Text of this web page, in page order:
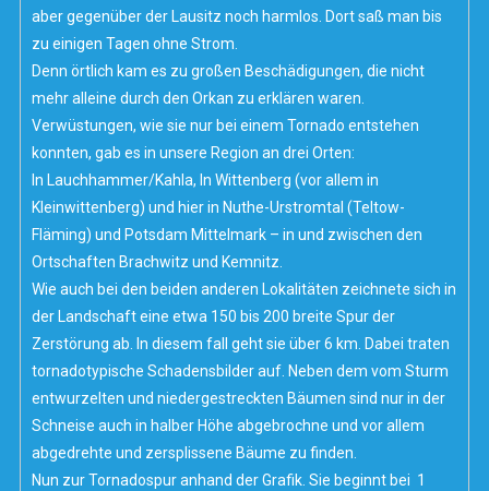
aber gegenüber der Lausitz noch harmlos. Dort saß man bis
zu einigen Tagen ohne Strom.
Denn örtlich kam es zu großen Beschädigungen, die nicht
mehr alleine durch den Orkan zu erklären waren.
Verwüstungen, wie sie nur bei einem Tornado entstehen
konnten, gab es in unsere Region an drei Orten:
In Lauchhammer/Kahla, In Wittenberg (vor allem in
Kleinwittenberg) und hier in Nuthe-Urstromtal (Teltow-
Fläming) und Potsdam Mittelmark – in und zwischen den
Ortschaften Brachwitz und Kemnitz.
Wie auch bei den beiden anderen Lokalitäten zeichnete sich in
der Landschaft eine etwa 150 bis 200 breite Spur der
Zerstörung ab. In diesem fall geht sie über 6 km. Dabei traten
tornadotypische Schadensbilder auf. Neben dem vom Sturm
entwurzelten und niedergestreckten Bäumen sind nur in der
Schneise auch in halber Höhe abgebrochne und vor allem
abgedrehte und zersplissene Bäume zu finden.
Nun zur Tornadospur anhand der Grafik. Sie beginnt bei 1